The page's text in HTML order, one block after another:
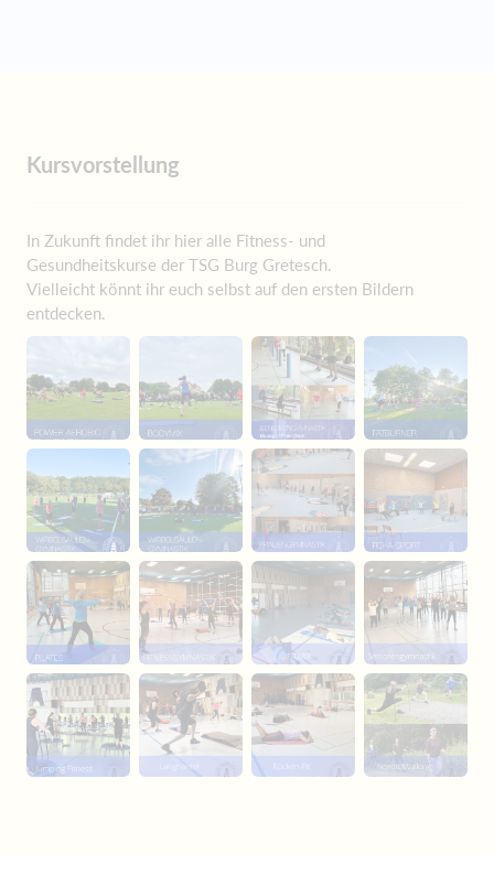
Kursvorstellung
In Zukunft findet ihr hier alle Fitness- und
Gesundheitskurse der TSG Burg Gretesch.
Vielleicht könnt ihr euch selbst auf den ersten Bildern
entdecken.